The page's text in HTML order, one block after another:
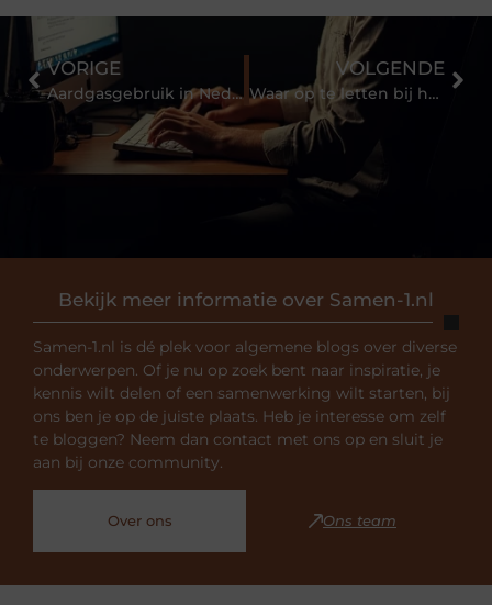
Bekijk meer informatie over Samen-1.nl
Samen-1.nl is dé plek voor algemene blogs over diverse
onderwerpen. Of je nu op zoek bent naar inspiratie, je
kennis wilt delen of een samenwerking wilt starten, bij
ons ben je op de juiste plaats. Heb je interesse om zelf
te bloggen? Neem dan contact met ons op en sluit je
aan bij onze community.
Over ons Ons team
VORIGE
Aardgasgebruik in Nederland
VOLGENDE
Waar op te letten bij het kiezen van een dakkapel?